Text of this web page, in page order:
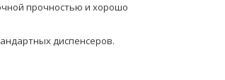
прочностью и хорошо
диспенсеров.